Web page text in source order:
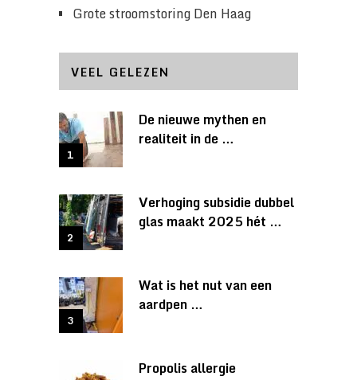
Grote stroomstoring Den Haag
VEEL GELEZEN
De nieuwe mythen en
realiteit in de …
Verhoging subsidie dubbel
glas maakt 2025 hét …
Wat is het nut van een
aardpen …
Propolis allergie